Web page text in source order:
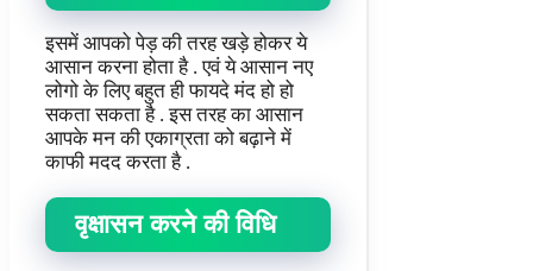
इसमें आपको पेड़ की तरह खड़े होकर ये
आसान करना होता है . एवं ये आसान नए
लोगो के लिए बहुत ही फायदे मंद हो हो
सकता सकता है . इस तरह का आसान
आपके मन की एकाग्रता को बढ़ाने में
काफी मदद करता है .
वृक्षासन करने की विधि